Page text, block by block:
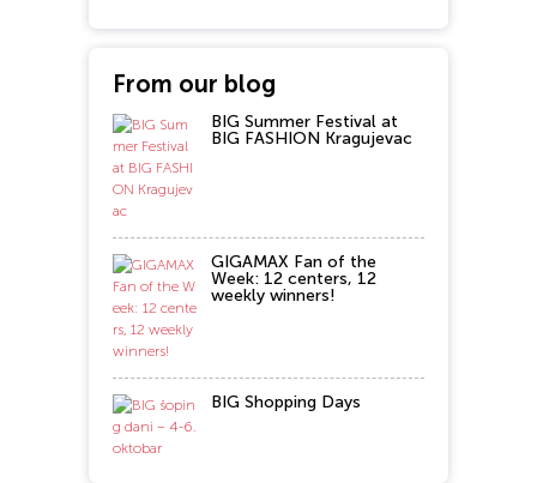
From our blog
BIG Summer Festival at
BIG FASHION Kragujevac
GIGAMAX Fan of the
Week: 12 centers, 12
weekly winners!
BIG Shopping Days